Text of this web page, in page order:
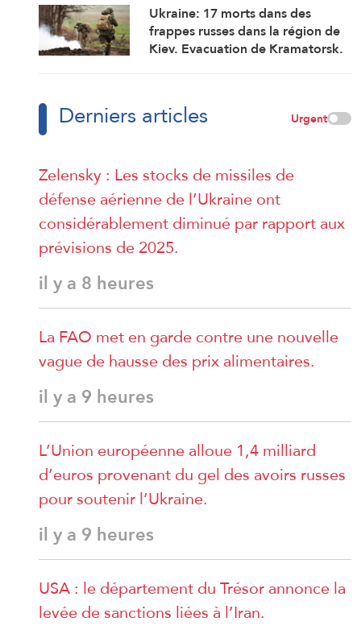
Ukraine: 17 morts dans des
frappes russes dans la région de
Kiev. Evacuation de Kramatorsk.
Derniers articles Urgent
Zelensky : Les stocks de missiles de
défense aérienne de l’Ukraine ont
considérablement diminué par rapport aux
prévisions de 2025.
il y a 8 heures
La FAO met en garde contre une nouvelle
vague de hausse des prix alimentaires.
il y a 9 heures
L’Union européenne alloue 1,4 milliard
d’euros provenant du gel des avoirs russes
pour soutenir l’Ukraine.
il y a 9 heures
USA : le département du Trésor annonce la
levée de sanctions liées à l’Iran.